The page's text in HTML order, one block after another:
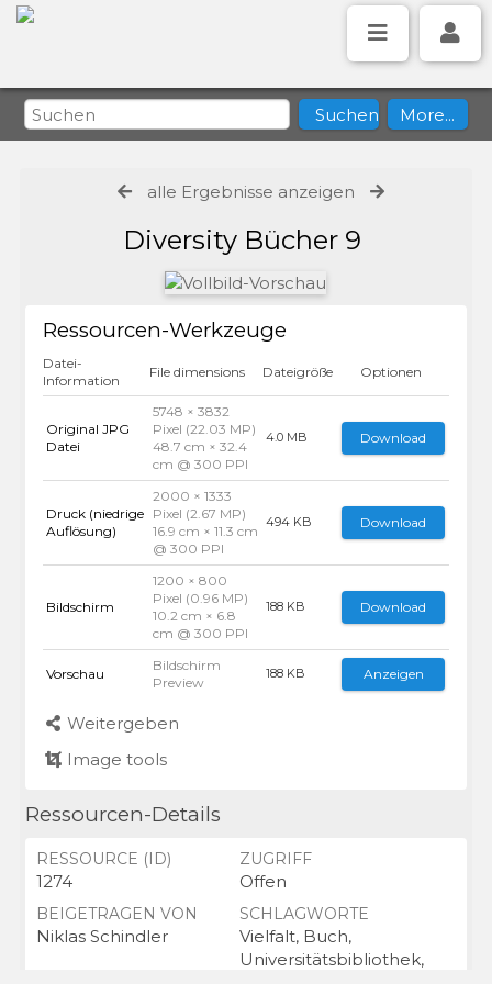
alle Ergebnisse anzeigen
Diversity Bücher 9
Ressourcen-Werkzeuge
Datei-
Information
File dimensions Dateigröße Optionen
Original JPG
Datei
5748 × 3832
Pixel (22.03 MP)
48.7 cm × 32.4
cm @ 300 PPI
4.0 MB Download
Druck (niedrige
Auflösung)
2000 × 1333
Pixel (2.67 MP)
16.9 cm × 11.3 cm
@ 300 PPI
494 KB Download
Bildschirm
1200 × 800
Pixel (0.96 MP)
10.2 cm × 6.8
cm @ 300 PPI
188 KB Download
Vorschau
Bildschirm
Preview
188 KB Anzeigen
Weitergeben
Image tools
Ressourcen-Details
RESSOURCE (ID)
1274
ZUGRIFF
Offen
BEIGETRAGEN VON
Niklas Schindler
SCHLAGWORTE
Vielfalt, Buch,
Universitätsbibliothek,